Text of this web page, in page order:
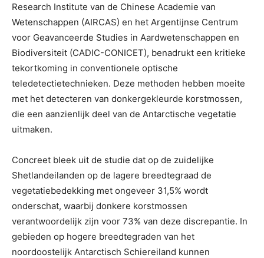
Research Institute van de Chinese Academie van
Wetenschappen (AIRCAS) en het Argentijnse Centrum
voor Geavanceerde Studies in Aardwetenschappen en
Biodiversiteit (CADIC-CONICET), benadrukt een kritieke
tekortkoming in conventionele optische
teledetectietechnieken. Deze methoden hebben moeite
met het detecteren van donkergekleurde korstmossen,
die een aanzienlijk deel van de Antarctische vegetatie
uitmaken.
Concreet bleek uit de studie dat op de zuidelijke
Shetlandeilanden op de lagere breedtegraad de
vegetatiebedekking met ongeveer 31,5% wordt
onderschat, waarbij donkere korstmossen
verantwoordelijk zijn voor 73% van deze discrepantie. In
gebieden op hogere breedtegraden van het
noordoostelijk Antarctisch Schiereiland kunnen